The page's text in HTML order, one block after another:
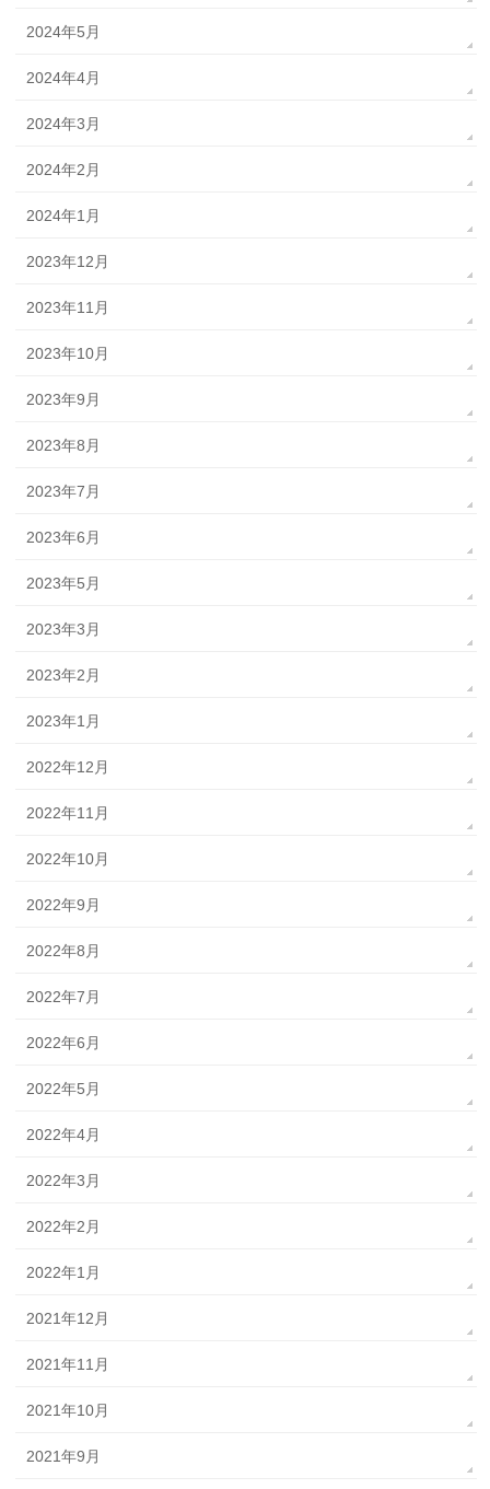
2024年5月
2024年4月
2024年3月
2024年2月
2024年1月
2023年12月
2023年11月
2023年10月
2023年9月
2023年8月
2023年7月
2023年6月
2023年5月
2023年3月
2023年2月
2023年1月
2022年12月
2022年11月
2022年10月
2022年9月
2022年8月
2022年7月
2022年6月
2022年5月
2022年4月
2022年3月
2022年2月
2022年1月
2021年12月
2021年11月
2021年10月
2021年9月